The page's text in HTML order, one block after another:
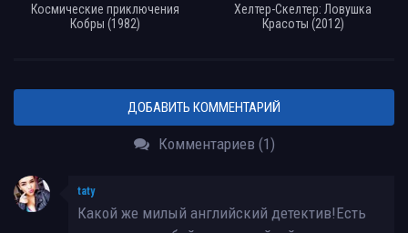
Космические приключения
Кобры (1982)
Хелтер-Скелтер: Ловушка
Красоты (2012)
ДОБАВИТЬ КОММЕНТАРИЙ
Комментариев (1)
taty
Какой же милый английский детектив!Есть